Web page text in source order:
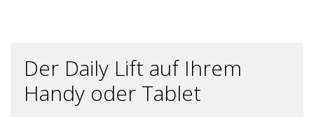
Der Daily Lift auf Ihrem
Handy oder Tablet